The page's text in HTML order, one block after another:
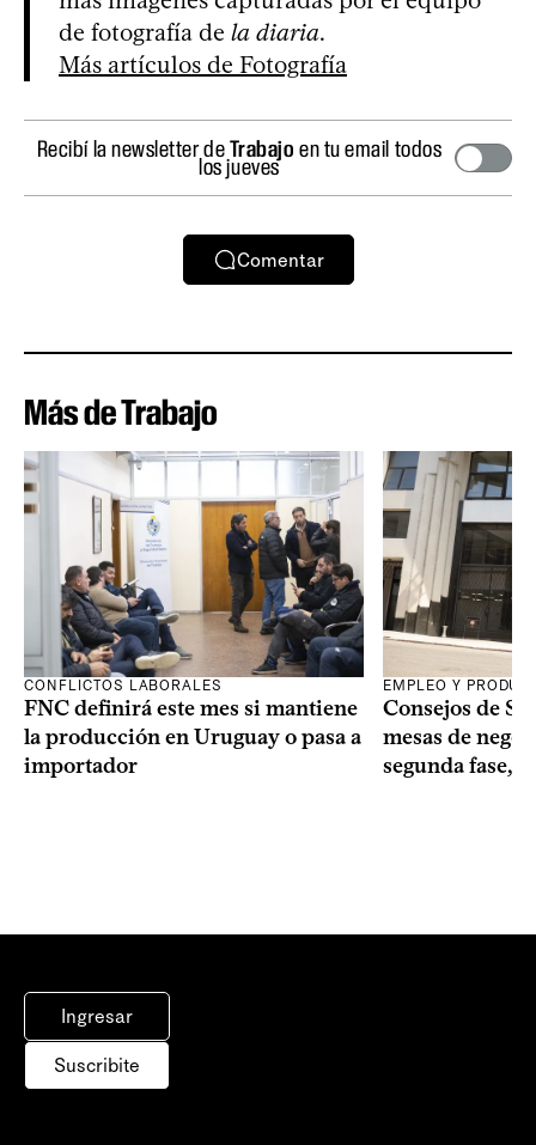
de fotografía de la diaria.
Más artículos de Fotografía
Recibí la newsletter deTrabajo en tu email todos
los jueves
Comentar
Más de Trabajo
CONFLICTOS LABORALES
FNC definirá este mes si mantiene
la producción en Uruguay o pasa a
importador
EMPLEO Y
Consejos de
mesas de
segunda fase,
Ingresar
Suscribite